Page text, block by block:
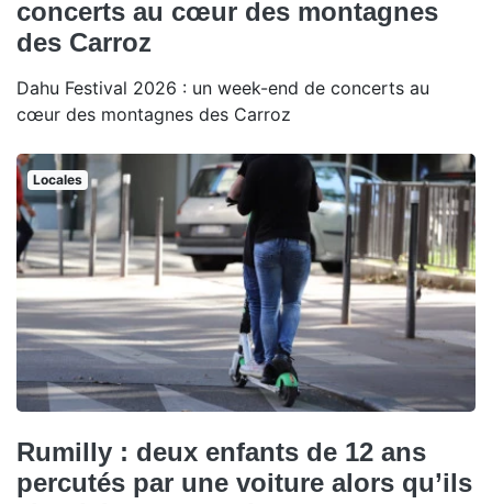
concerts au cœur des montagnes
des Carroz
Dahu Festival 2026 : un week-end de concerts au
cœur des montagnes des Carroz
Locales
Rumilly : deux enfants de 12 ans
percutés par une voiture alors qu’ils